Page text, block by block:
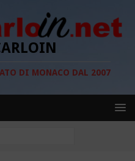
DI MONACO DAL 2007